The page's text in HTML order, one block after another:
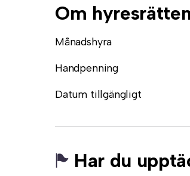
Om
Månadshyra
Handpenning
Datum tillgängligt
Har du